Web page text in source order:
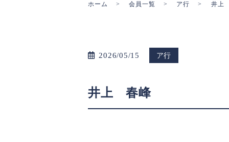
ホーム 会員一覧 ア行 井上
2026/05/15 ア行
井上 春峰